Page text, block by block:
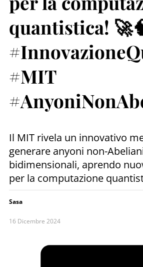
quantistica!
#MIT
Il MIT rivela un innovativo
generare anyoni non-
bidimensionali, aprendo
per la computazione
Sasa
16 Dicembre 2024